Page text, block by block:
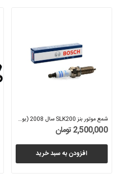
شمع موتور بنز SLK200 سال 2008 (بوش) - A0041595803
2,500,000 تومان
افزودن به سبد خرید